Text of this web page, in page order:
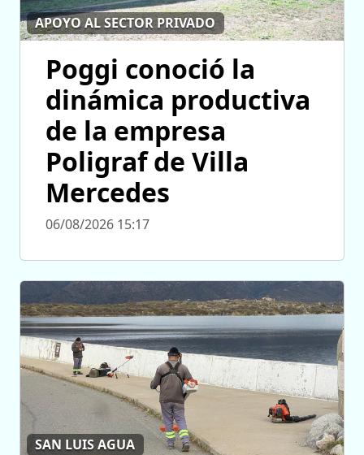
APOYO AL SECTOR PRIVADO
Poggi conoció la
dinámica productiva
de la empresa
Poligraf de Villa
Mercedes
06/08/2026 15:17
SAN LUIS AGUA